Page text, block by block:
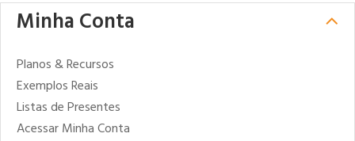
Minha Conta
Planos & Recursos
Exemplos Reais
Listas de Presentes
Acessar Minha Conta